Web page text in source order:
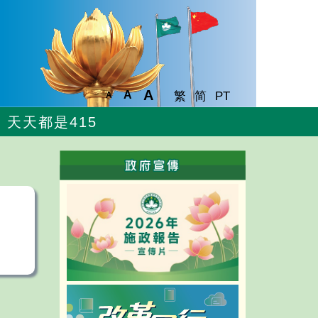
A A A 繁 简 PT
天天都是415